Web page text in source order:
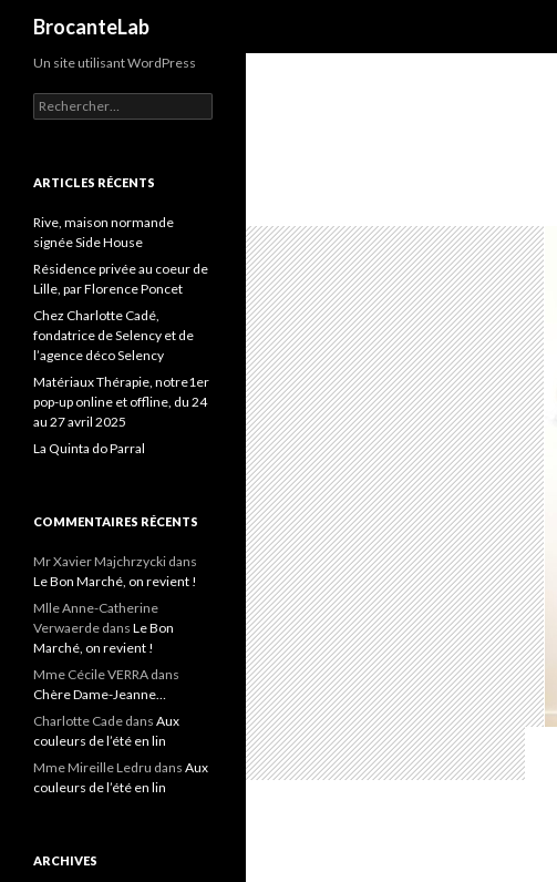
BrocanteLab
Un site utilisant WordPress
Rechercher :
ARTICLES RÉCENTS
Rive, maison normande
signée Side House
Résidence privée au coeur de
Lille, par Florence Poncet
Chez Charlotte Cadé,
fondatrice de Selency et de
l’agence déco Selency
Matériaux Thérapie, notre1er
pop-up online et offline, du 24
au 27 avril 2025
La Quinta do Parral
COMMENTAIRES RÉCENTS
Mr Xavier Majchrzycki dans
Le Bon Marché, on revient !
Mlle Anne-Catherine
Verwaerde dans Le Bon
Marché, on revient !
Mme Cécile VERRA dans
Chère Dame-Jeanne…
Charlotte Cade dans Aux
couleurs de l’été en lin
Mme Mireille Ledru dans Aux
couleurs de l’été en lin
ARCHIVES